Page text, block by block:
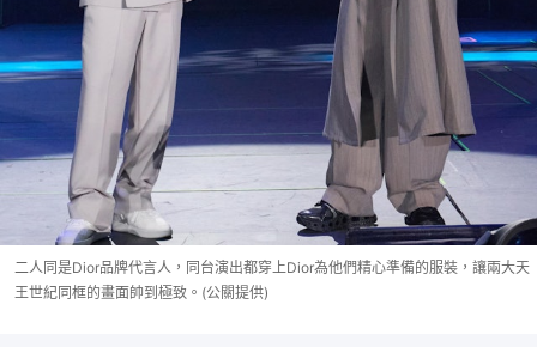
二人同是Dior品牌代言人，同台演出都穿上Dior為他們精心準備的服裝，讓兩大天
王世紀同框的畫面帥到極致。(公關提供)